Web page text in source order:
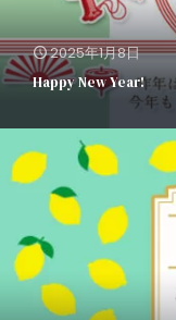
2025年1月8日
Happy New Year!